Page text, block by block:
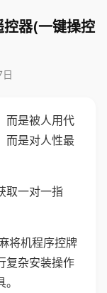
器(一键操控
而是被人用代
而是对人性最
取一对一指
将机程序控牌
复杂安装操作